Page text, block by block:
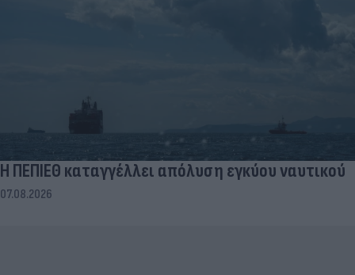
Η ΠΕΠΙΕΘ καταγγέλλει απόλυση εγκύου ναυτικού
07.08.2026